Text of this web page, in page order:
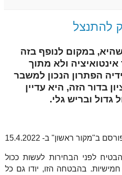
להתנצל
במקום לנופף בזה
ולא מתוך
הפתרון הנכון למשבר
בדור הזה, היא עדיין
ובריש גלי.
ב"מקור ראשון" ב- 15.4.2022
לפני הבחירות לעשות ככול
חמישיות. בהבטחה הזו, יודו גם כל